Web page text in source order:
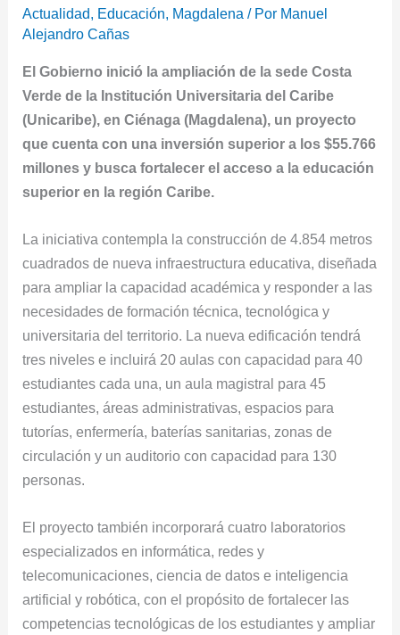
Actualidad, Educación, Magdalena / Por Manuel
Alejandro Cañas
El Gobierno inició la ampliación de la sede Costa
Verde de la Institución Universitaria del Caribe
(Unicaribe), en Ciénaga (Magdalena), un proyecto
que cuenta con una inversión superior a los $55.766
millones y busca fortalecer el acceso a la educación
superior en la región Caribe.
La iniciativa contempla la construcción de 4.854 metros
cuadrados de nueva infraestructura educativa, diseñada
para ampliar la capacidad académica y responder a las
necesidades de formación técnica, tecnológica y
universitaria del territorio. La nueva edificación tendrá
tres niveles e incluirá 20 aulas con capacidad para 40
estudiantes cada una, un aula magistral para 45
estudiantes, áreas administrativas, espacios para
tutorías, enfermería, baterías sanitarias, zonas de
circulación y un auditorio con capacidad para 130
personas.
El proyecto también incorporará cuatro laboratorios
especializados en informática, redes y
telecomunicaciones, ciencia de datos e inteligencia
artificial y robótica, con el propósito de fortalecer las
competencias tecnológicas de los estudiantes y ampliar